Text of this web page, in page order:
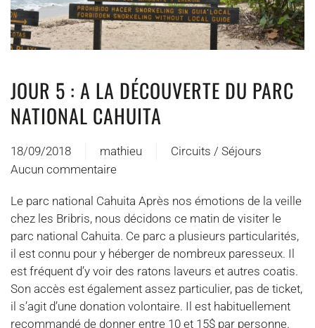
JOUR 5 : A LA DÉCOUVERTE DU PARC
NATIONAL CAHUITA
18/09/2018 mathieu
Circuits / Séjours
Aucun commentaire
sur
Jour
5 :
la
découverte
du
parc
national
Le parc national Cahuita Après nos émotions de la veille
chez les Bribris, nous décidons ce matin de visiter le
parc national Cahuita. Ce parc a plusieurs particularités,
il est connu pour y héberger de nombreux paresseux. Il
est fréquent d’y voir des ratons laveurs et autres coatis.
Son accès est également assez particulier, pas de ticket,
il s’agit d’une donation volontaire. Il est habituellement
recommandé de donner entre 10 et 15$ par personne.